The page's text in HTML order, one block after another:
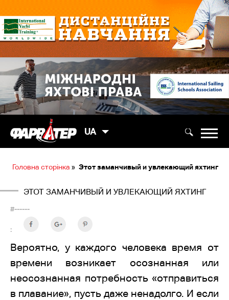
UA
Головна сторінка » Этот заманчивый и увлекающий яхтинг
ЭТОТ ЗАМАНЧИВЫЙ И УВЛЕКАЮЩИЙ ЯХТИНГ
#------
:
Вероятно, у каждого человека время от
времени возникает осознанная или
неосознанная потребность «отправиться
в плавание», пусть даже ненадолго. И если